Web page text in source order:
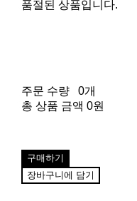
품절된 상품입니다.
주문 수량
0개
총 상품 금액 0원
구매하기
장바구니에 담기